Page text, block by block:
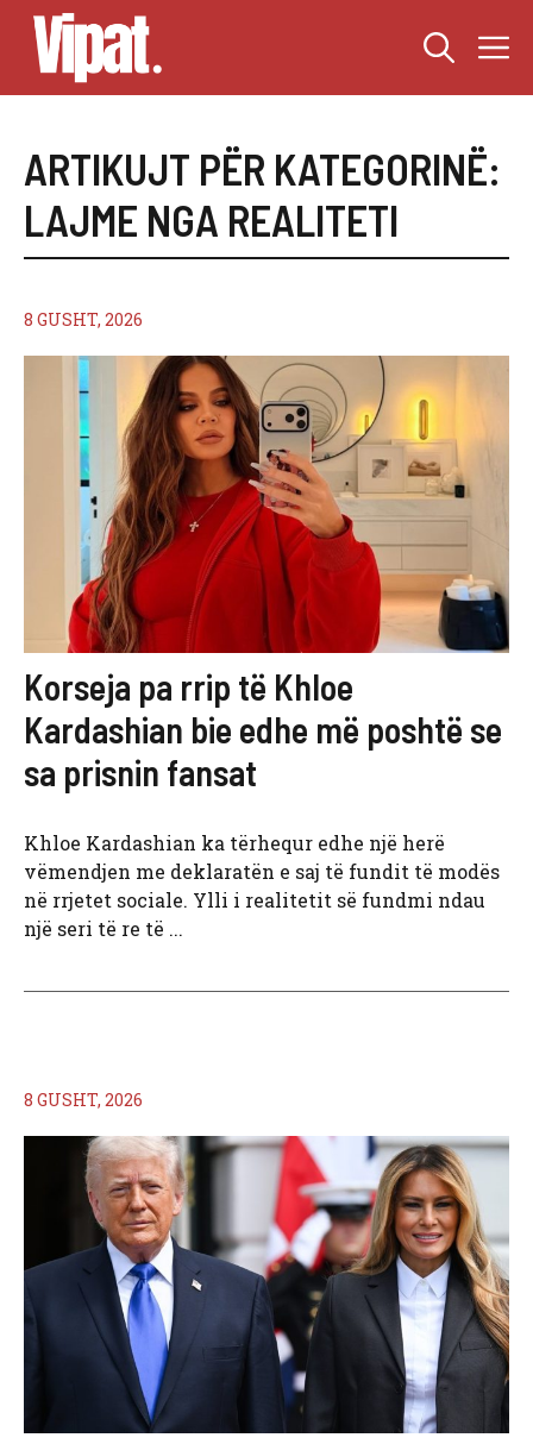
Skip
content
ARTIKUJT PËR KATEGORINË:
LAJME NGA REALITETI
8 GUSHT, 2026
Korseja pa rrip të Khloe
Kardashian bie edhe më poshtë se
sa prisnin fansat
Khloe Kardashian ka tërhequr edhe një herë
vëmendjen me deklaratën e saj të fundit të modës
në rrjetet sociale. Ylli i realitetit së fundmi ndau
një seri të re të ...
8 GUSHT, 2026